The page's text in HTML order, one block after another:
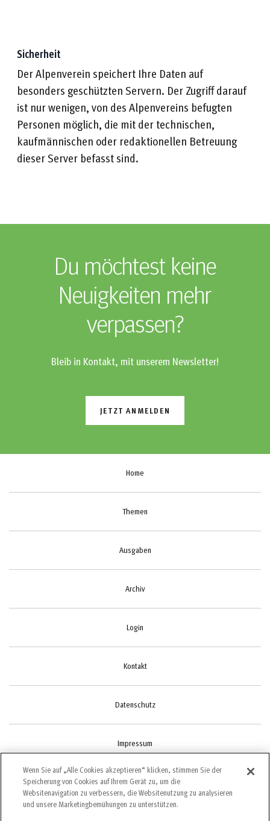
Sicherheit
Der Alpenverein speichert Ihre Daten auf
besonders geschützten Servern. Der Zugriff darauf
ist nur wenigen, von des Alpenvereins befugten
Personen möglich, die mit der technischen,
kaufmännischen oder redaktionellen Betreuung
dieser Server befasst sind.
Du möchtest keine
Neuigkeiten mehr
verpassen?
Bleib in Kontakt, mit unserem Newsletter!
JETZT ANMELDEN
Home
Themen
Ausgaben
Archiv
Login
Kontakt
Datenschutz
Impressum
Cookie-Einstellungen
Wenn Sie auf „Alle Cookies akzeptieren“ klicken, stimmen Sie der
Speicherung von Cookies auf Ihrem Gerät zu, um die
Websitenavigation zu verbessern, die Websitenutzung zu analysieren
und unsere Marketingbemühungen zu unterstützen.